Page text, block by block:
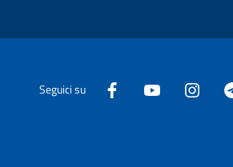
Seguici su